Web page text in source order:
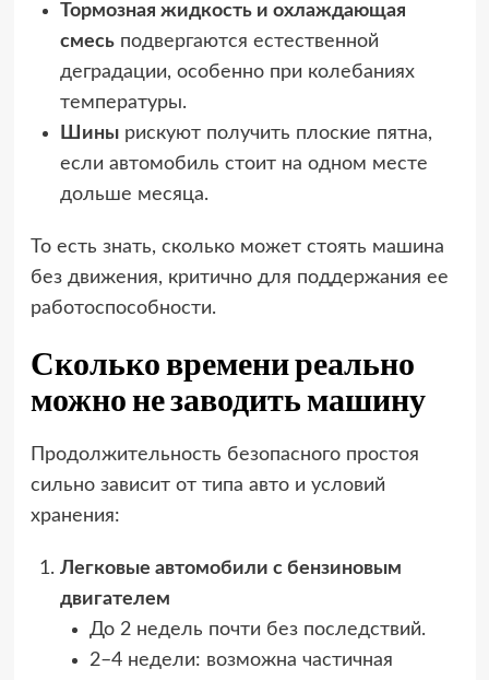
Тормозная жидкость и охлаждающая
смесьподвергаются естественной
деградации, особенно при колебаниях
температуры.
Шинырискуют получить плоские пятна,
если автомобиль стоит на одном месте
дольше месяца.
То есть знать, сколько может стоять машина
без движения, критично для поддержания ее
работоспособности.
Сколько времени реально
можно не заводить машину
Продолжительность безопасного простоя
сильно зависит от типа авто и условий
хранения:
Легковые автомобили с бензиновым
двигателем
До 2 недель почти без последствий.
2–4 недели: возможна частичная